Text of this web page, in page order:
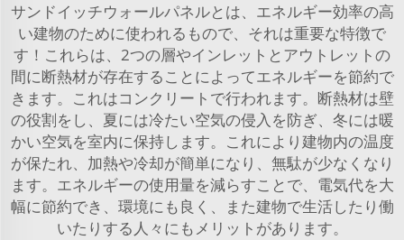
サンドイッチウォールパネルとは、エネルギー効率の高
い建物のために使われるもので、それは重要な特徴で
す！これらは、2つの層やインレットとアウトレットの
間に断熱材が存在することによってエネルギーを節約で
きます。これはコンクリートで行われます。断熱材は壁
の役割をし、夏には冷たい空気の侵入を防ぎ、冬には暖
かい空気を室内に保持します。これにより建物内の温度
が保たれ、加熱や冷却が簡単になり、無駄が少なくなり
ます。エネルギーの使用量を減らすことで、電気代を大
幅に節約でき、環境にも良く、また建物で生活したり働
いたりする人々にもメリットがあります。